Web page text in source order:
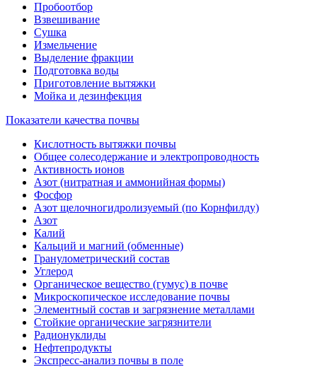
Пробоотбор
Взвешивание
Сушка
Измельчение
Выделение фракции
Подготовка воды
Приготовление вытяжки
Мойка и дезинфекция
Показатели качества почвы
Кислотность вытяжки почвы
Общее солесодержание и электропроводность
Активность ионов
Азот (нитратная и аммонийная формы)
Фосфор
Азот щелочногидролизуемый (по Корнфилду)
Азот
Калий
Кальций и магний (обменные)
Гранулометрический состав
Углерод
Органическое вещество (гумус) в почве
Микроскопическое исследование почвы
Элементный состав и загрязнение металлами
Стойкие органические загрязнители
Радионуклиды
Нефтепродукты
Экспресс-анализ почвы в поле